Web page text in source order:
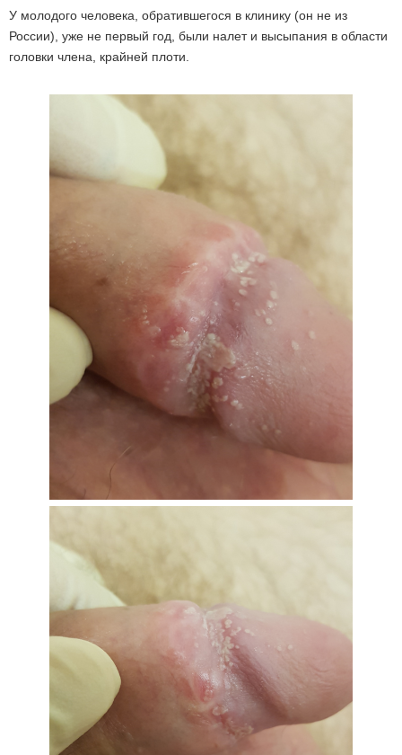
У молодого человека, обратившегося в клинику (он не из
России), уже не первый год, были налет и высыпания в области
головки члена, крайней плоти.